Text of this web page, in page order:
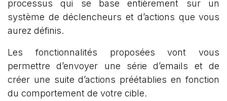
processus qui se base entièrement sur un
système de déclencheurs et d’actions que vous
aurez définis.
Les fonctionnalités proposées vont vous
permettre d’envoyer une série d’emails et de
créer une suite d’actions préétablies en fonction
du comportement de votre cible.